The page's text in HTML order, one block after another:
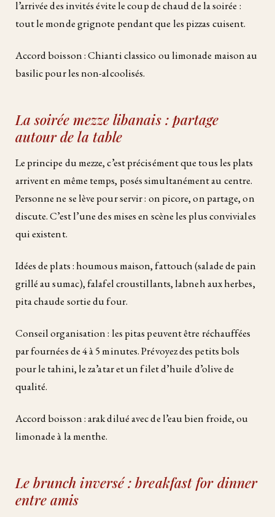
l’arrivée des invités évite le coup de chaud de la soirée :
tout le monde grignote pendant que les pizzas cuisent.
Accord boisson : Chianti classico ou limonade maison au
basilic pour les non-alcoolisés.
La soirée mezze libanais : partage
autour de la table
Le principe du mezze, c’est précisément que tous les plats
arrivent en même temps, posés simultanément au centre.
Personne ne se lève pour servir : on picore, on partage, on
discute. C’est l’une des mises en scène les plus conviviales
qui existent.
Idées de plats : houmous maison, fattouch (salade de pain
grillé au sumac), falafel croustillants, labneh aux herbes,
pita chaude sortie du four.
Conseil organisation : les pitas peuvent être réchauffées
par fournées de 4 à 5 minutes. Prévoyez des petits bols
pour le tahini, le za’atar et un filet d’huile d’olive de
qualité.
Accord boisson : arak dilué avec de l’eau bien froide, ou
limonade à la menthe.
Le brunch inversé : breakfast for dinner
entre amis